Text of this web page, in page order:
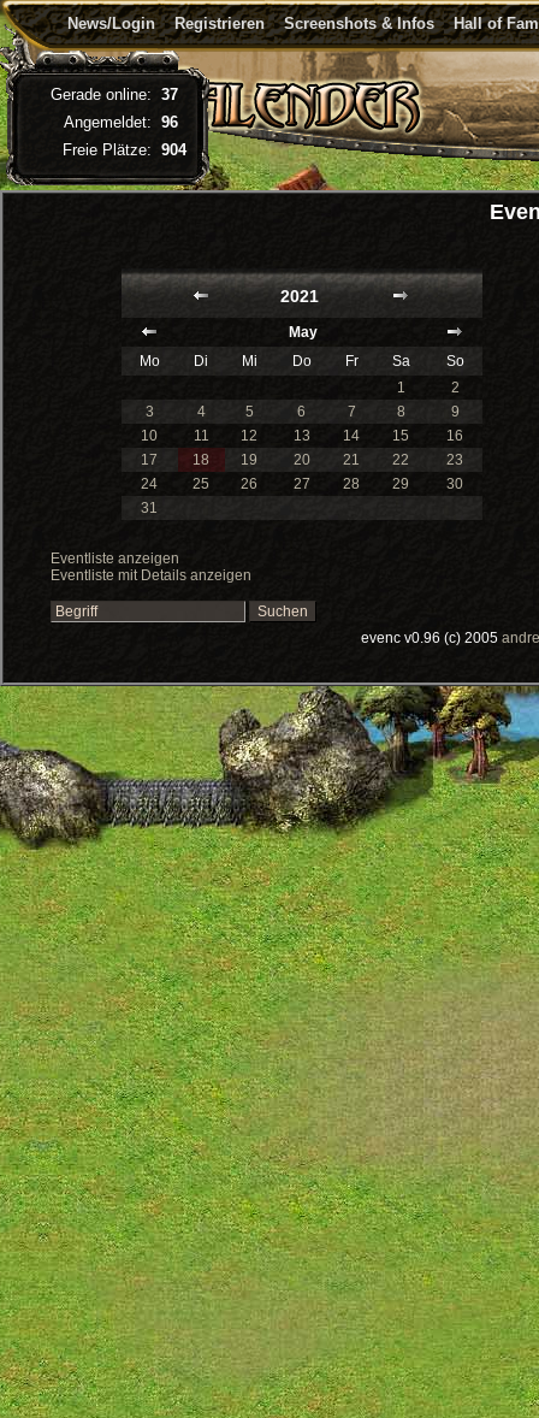
News/Login Registrieren Screenshots & Infos Hall of
2021
May
Mo
Di Mi Do Fr Sa
So
1
2
3
4 5 6 7 8
9
10
11 12 13 14 15
16
17
18 19 20 21 22
23
24
25 26 27 28 29
30
31
Eventliste anzeigen
Eventliste mit Details anzeigen
evenc v0.96 (c) 2005
Gerade online: 37
Angemeldet: 96
Freie Plätze: 904